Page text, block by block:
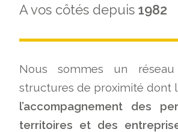
A vos côtés depuis 1982
Nous sommes un
structures de proximité dont
l’accompagnement des
territoires et des